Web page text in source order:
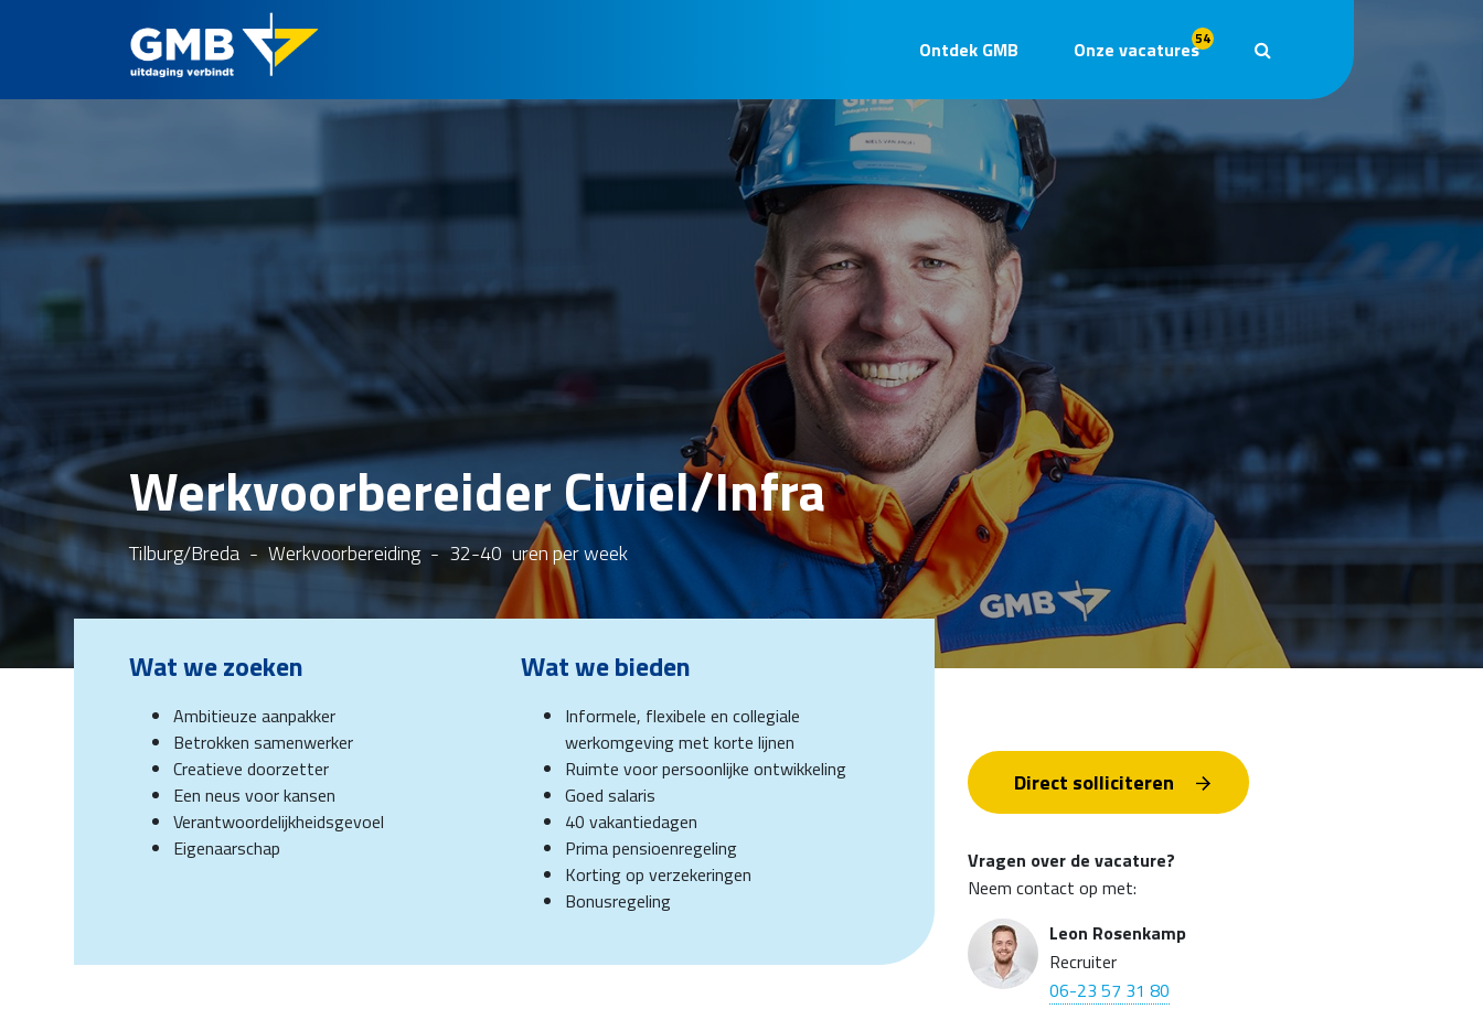
Ontdek GMB Onze vacatures54
Werkvoorbereider Civiel/Infra
Tilburg/Breda - Werkvoorbereiding-32-40uren per week
Wat we zoeken
Ambitieuze aanpakker
Betrokken samenwerker
Creatieve doorzetter
Een neus voor kansen
Verantwoordelijkheidsgevoel
Eigenaarschap
Wat we bieden
Informele, flexibele en collegiale
werkomgeving met korte lijnen
Ruimte voor persoonlijke ontwikkeling
Goed salaris
40 vakantiedagen
Prima pensioenregeling
Korting op verzekeringen
Bonusregeling
Direct solliciteren
Vragen over de vacature?
Neem contact op met:
Leon Rosenkamp
Recruiter
06-23 57 31 80